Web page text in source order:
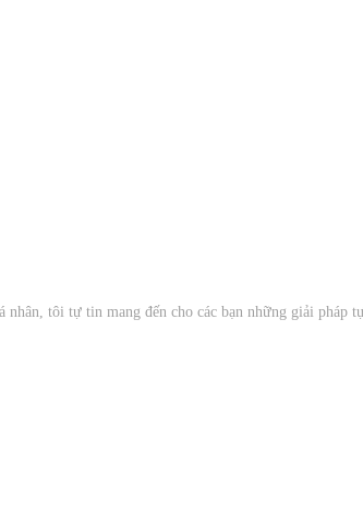
tôi tự tin mang đến cho các bạn những giải pháp